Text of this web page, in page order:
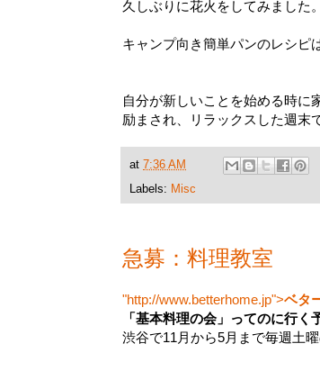
久しぶりに花火をしてみました。
キャンプ向き簡単パンのレシピ
自分が新しいことを始める時に
励まされ、リラックスした週末
at 7:36 AM
Labels: Misc
急募：料理教室
"http://www.betterhome.jp">ベタ
「基本料理の会」ってのに行
渋谷で11月から5月まで毎週土曜